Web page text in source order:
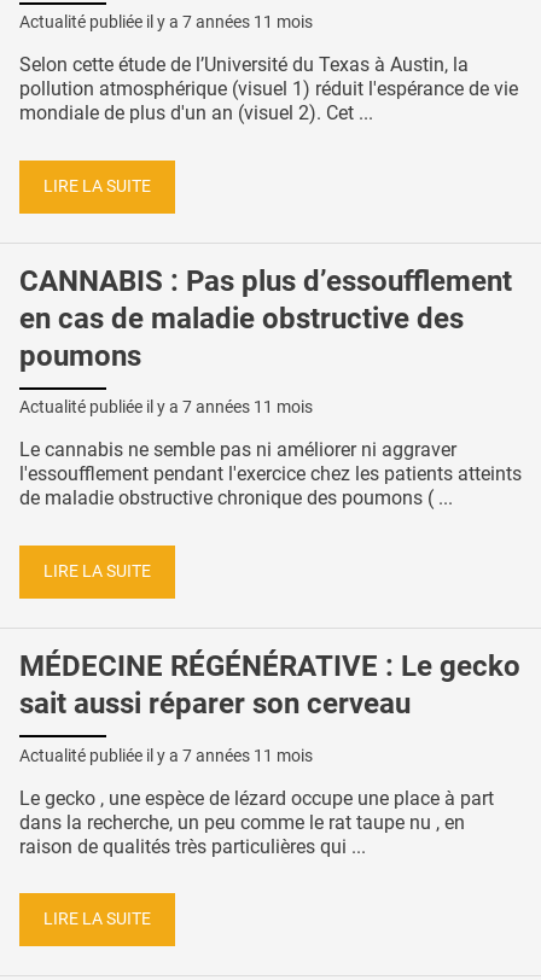
Actualité publiée il y a 7 années 11 mois
Selon cette étude de l’Université du Texas à Austin, la
pollution atmosphérique (visuel 1) réduit l'espérance de vie
mondiale de plus d'un an (visuel 2). Cet ...
LIRE LA SUITE
CANNABIS : Pas plus d’essoufflement
en cas de maladie obstructive des
poumons
Actualité publiée il y a 7 années 11 mois
Le cannabis ne semble pas ni améliorer ni aggraver
l'essoufflement pendant l'exercice chez les patients atteints
de maladie obstructive chronique des poumons ( ...
LIRE LA SUITE
MÉDECINE RÉGÉNÉRATIVE : Le gecko
sait aussi réparer son cerveau
Actualité publiée il y a 7 années 11 mois
Le gecko , une espèce de lézard occupe une place à part
dans la recherche, un peu comme le rat taupe nu , en
raison de qualités très particulières qui ...
LIRE LA SUITE